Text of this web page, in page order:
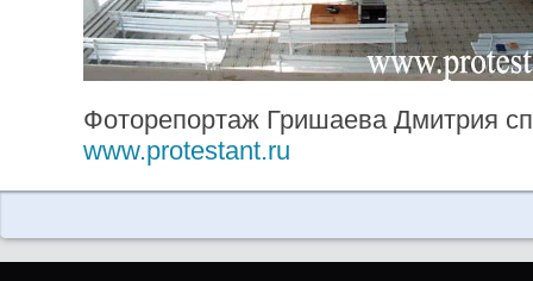
Фоторепортаж Гришаева Дмитрия
www.protestant.ru